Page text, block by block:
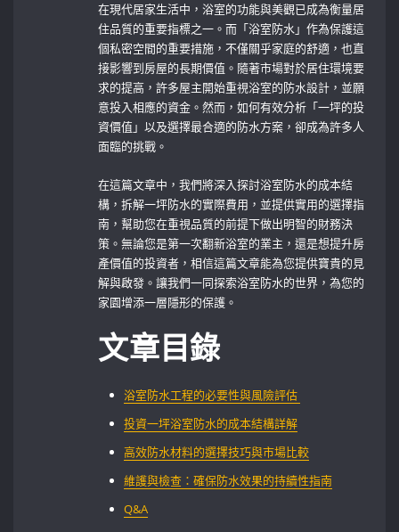
在現代居家生活中，浴室的功能與美觀已成為衡量居
住品質的重要指標之一。而「浴室防水」作為保護這
個私密空間的重要措施，不僅關乎家庭的舒適，也直
接影響到房屋的長期價值。隨著市場對於居住環境要
求的提高，許多屋主開始重視浴室的防水設計，並願
意投入相應的資金。然而，如何有效分析「一坪的投
資價值」以及選擇最合適的防水方案，卻成為許多人
面臨的挑戰。
在這篇文章中，我們將深入探討浴室防水的成本結
構，拆解一坪防水的實際費用，並提供實用的選擇指
南，幫助您在重視品質的前提下做出明智的財務決
策。無論您是第一次翻新浴室的業主，還是想提升房
產價值的投資者，相信這篇文章能為您提供寶貴的見
解與啟發。讓我們一同探索浴室防水的世界，為您的
家園增添一層隱形的保護。
文章目錄
浴室防水工程的必要性與風險評估 ‍
投資一坪浴室防水的成本結構詳解
高效防水材料的選擇技巧與市場比較
維護與檢查：確保防水效果的持續性指南
Q&A